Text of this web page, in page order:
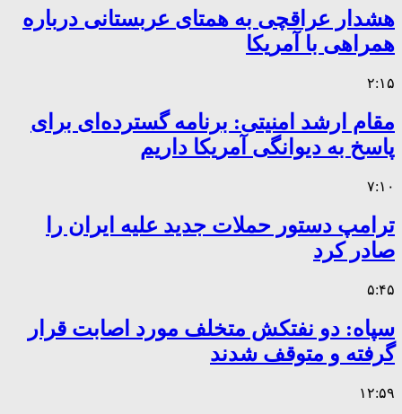
هشدار عراقچی به همتای عربستانی درباره
همراهی با آمریکا
۲:۱۵
مقام ارشد امنیتی: برنامه گسترده‌ای برای
پاسخ به دیوانگی آمریکا داریم
۷:۱۰
ترامپ دستور حملات جدید علیه ایران را
صادر کرد
۵:۴۵
سپاه: دو نفتکش متخلف مورد اصابت قرار
گرفته و متوقف شدند
۱۲:۵۹